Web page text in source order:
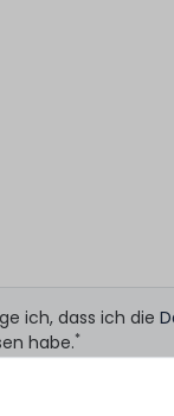
ich, dass ich die
habe.*